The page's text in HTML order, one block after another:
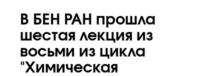
В БЕН РАН прошла
шестая лекция из
восьми из цикла
"Химическая